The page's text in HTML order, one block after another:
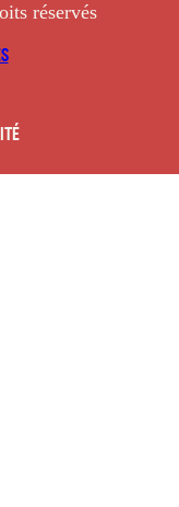
réservés